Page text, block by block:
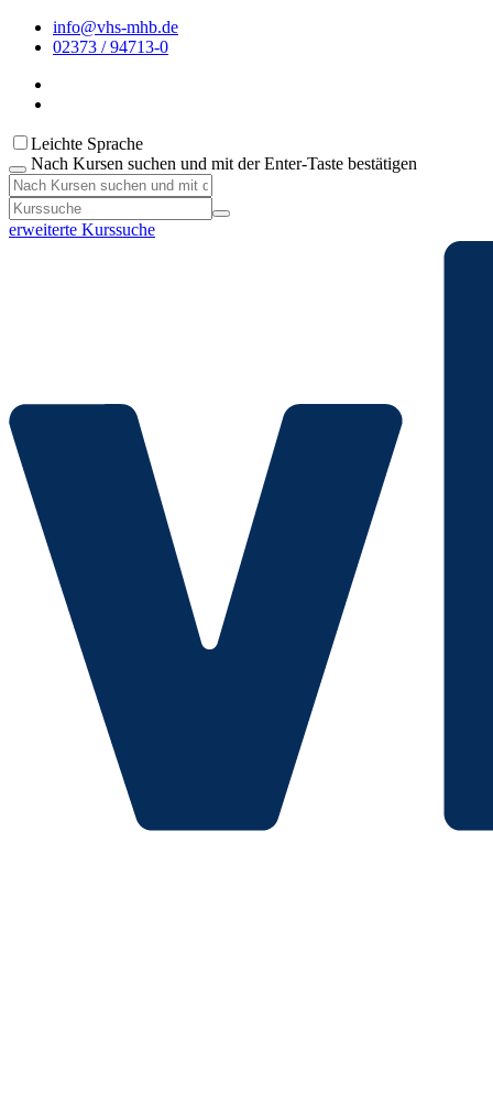
info@vhs-mhb.de
02373 / 94713-0
Leichte Sprache
Nach Kursen suchen und mit der Enter-Taste bestätigen
erweiterte Kurssuche